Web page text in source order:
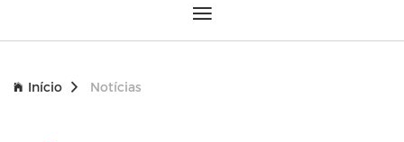
Início Notícias